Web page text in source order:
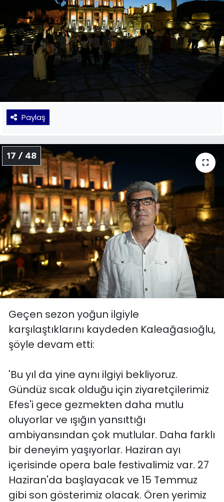
Paylaş
17 / 48
Geçen sezon yoğun ilgiyle
karşılaştıklarını kaydeden Kaleağasıoğlu,
şöyle devam etti:
'Bu yıl da yine aynı ilgiyi bekliyoruz.
Gündüz sıcak olduğu için ziyaretçilerimiz
Efes'i gece gezmekten daha mutlu
oluyorlar ve ışığın yansıttığı
ambiyansından çok mutlular. Daha farklı
bir deneyim yaşıyorlar. Haziran ayı
içerisinde opera bale festivalimiz var. 27
Haziran'da başlayacak ve 15 Temmuz
gibi son gösterimiz olacak. Ören yerimiz